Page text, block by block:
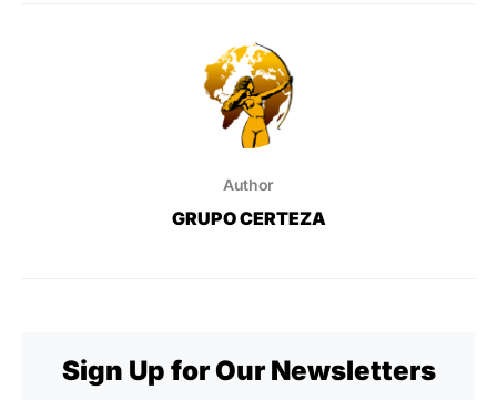
Author
GRUPO CERTEZA
Sign Up for Our Newsletters